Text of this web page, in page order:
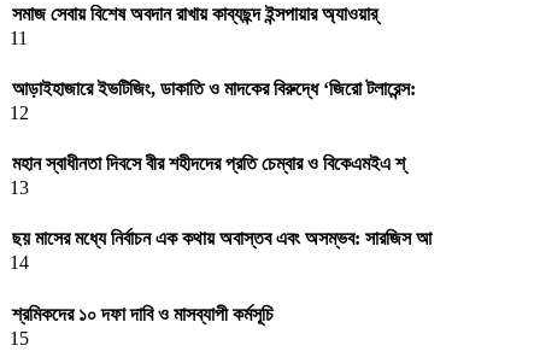
সমাজ সেবায় বিশেষ অবদান রাখায় কাব্যছন্দ ইন্সপায়ার অ্যাওয়ার্
11
আড়াইহাজারে ইভটিজিং, ডাকাতি ও মাদকের বিরুদ্ধে ‘জিরো টলারেন্স:
12
মহান স্বাধীনতা দিবসে বীর শহীদদের প্রতি চেম্বার ও বিকেএমইএ শ্
13
ছয় মাসের মধ্যে নির্বাচন এক কথায় অবাস্তব এবং অসম্ভব: সারজিস আ
14
শ্রমিকদের ১০ দফা দাবি ও মাসব্যাপী কর্মসূচি
15